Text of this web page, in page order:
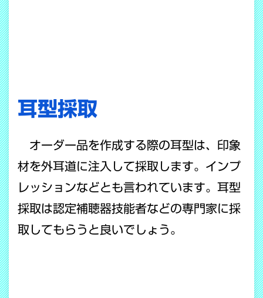
耳型採取
オーダー品を作成する際の耳型は、印象
材を外耳道に注入して採取します。インプ
レッションなどとも言われています。耳型
採取は認定補聴器技能者などの専門家に採
取してもらうと良いでしょう。